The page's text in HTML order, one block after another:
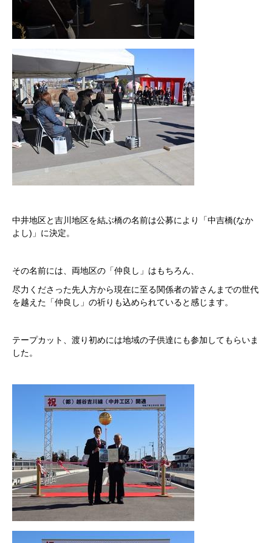
中井地区と吉川地区を結ぶ橋の名前は公募により「中吉橋(なか
よし)」に決定。
その名前には、両地区の「仲良し」はもちろん、
尽力くださった先人方から現在に至る関係者の皆さんまでの世代
を越えた「仲良し」の祈りも込められていると感じます。
テープカット、渡り初めには地域の子供達にも参加してもらいま
した。